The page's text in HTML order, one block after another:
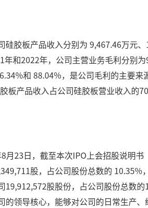
胶板产品收入分别为 9,467.46万元
和2022年，公司主营业务毛利分别
和 88.04%，是公司毛利的主要
板产品收入占公司硅胶板营业收入的
月23日，截至本次IPO上会招股说明
股，占公司股份总数的
19,912,572股股份，占公司股份总数
领导核心，能够对公司的日常生产